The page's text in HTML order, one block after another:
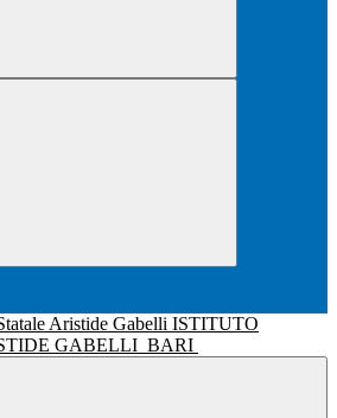
ISTITUTO
GABELLI BARI